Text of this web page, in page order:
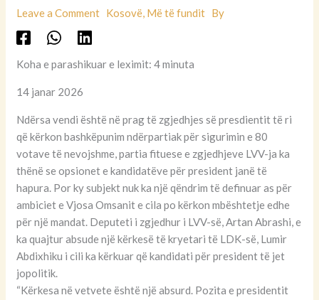
Leave a Comment Kosovë, Më të fundit By
Koha e parashikuar e leximit: 4 minuta
14 janar 2026
Ndërsa vendi është në prag të zgjedhjes së presdientit të ri
që kërkon bashkëpunim ndërpartiak për sigurimin e 80
votave të nevojshme, partia fituese e zgjedhjeve LVV-ja ka
thënë se opsionet e kandidatëve për president janë të
hapura. Por ky subjekt nuk ka një qëndrim të definuar as për
ambiciet e Vjosa Omsanit e cila po kërkon mbështetje edhe
për një mandat. Deputeti i zgjedhur i LVV-së, Artan Abrashi, e
ka quajtur absude një kërkesë të kryetari të LDK-së, Lumir
Abdixhiku i cili ka kërkuar që kandidati për president të jet
jopolitik.
“Kërkesa në vetvete është një absurd. Pozita e presidentit